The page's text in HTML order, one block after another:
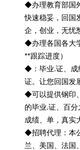
◆办理教育部国
快速稳妥，回国
企，创业，无
◆办理各国各大
**跟踪进度）
◆：毕业.证、成
证。让您回国发
◆可以提供钢印
的毕业.证、百分
成绩、单，真实
◆招聘代理：本
兰、美国、法国